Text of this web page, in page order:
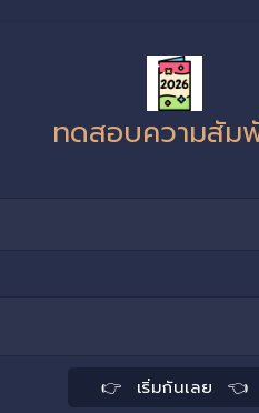
ทดสอบความสัม
👉 เริ่มกันเลย 👈